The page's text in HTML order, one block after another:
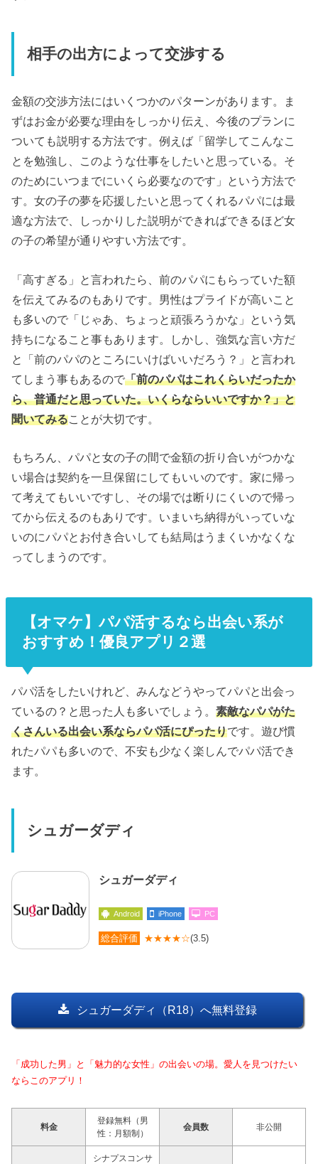
相手の出方によって交渉する
金額の交渉方法にはいくつかのパターンがあります。ま
ずはお金が必要な理由をしっかり伝え、今後のプランに
ついても説明する方法です。例えば「留学してこんなこ
とを勉強し、このような仕事をしたいと思っている。そ
のためにいつまでにいくら必要なのです」という方法で
す。女の子の夢を応援したいと思ってくれるパパには最
適な方法で、しっかりした説明ができればできるほど女
の子の希望が通りやすい方法です。
「高すぎる」と言われたら、前のパパにもらっていた額
を伝えてみるのもありです。男性はプライドが高いこと
も多いので「じゃあ、ちょっと頑張ろうかな」という気
持ちになること事もあります。しかし、強気な言い方だ
と「前のパパのところにいけばいいだろう？」と言われ
てしまう事もあるので「前のパパはこれくらいだったか
ら、普通だと思っていた。いくらならいいですか？」と
聞いてみることが大切です。
もちろん、パパと女の子の間で金額の折り合いがつかな
い場合は契約を一旦保留にしてもいいのです。家に帰っ
て考えてもいいですし、その場では断りにくいので帰っ
てから伝えるのもありです。いまいち納得がいっていな
いのにパパとお付き合いしても結局はうまくいかなくな
ってしまうのです。
【オマケ】パパ活するなら出会い系が
おすすめ！優良アプリ２選
パパ活をしたいけれど、みんなどうやってパパと出会っ
ているの？と思った人も多いでしょう。素敵なパパがた
くさんいる出会い系ならパパ活にぴったりです。遊び慣
れたパパも多いので、不安も少なく楽しんでパパ活でき
ます。
シュガーダディ
シュガーダディ
Android iPhone PC
総合評価 ★★★★☆(3.5)
シュガーダディ（R18）へ無料登録
「成功した男」と「魅力的な女性」の出会いの場。愛人を見つけたい
ならこのアプリ！
料金
登録無料（男
性：月額制）
会員数 非公開
シナプスコンサ